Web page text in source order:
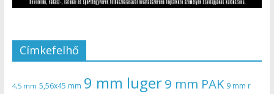
Címkefelhő
4,5 mm 5,56x45 mm 9 mm luger9 mm PAK 9 mm r